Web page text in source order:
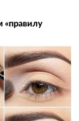
«правилу